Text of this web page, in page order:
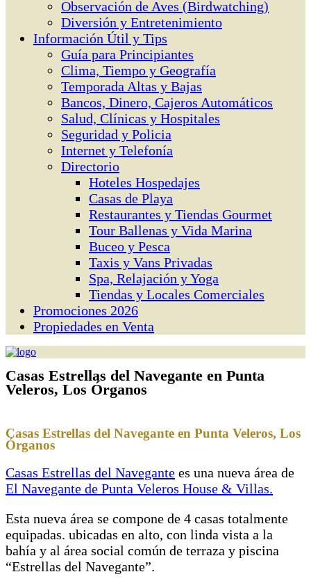
Observación de Aves (Birdwatching)
Diversión y Entretenimiento
Información Útil y Tips
Guía para Principiantes
Clima, Tiempo y Geografía
Temporada Altas y Bajas
Bancos, Dinero, Cajeros Automáticos
Salud, Clínicas y Hospitales
Seguridad y Policia
Internet y Telefonía
Directorio
Hoteles Hospedajes
Casas de Playa
Restaurantes y Tiendas Gourmet
Tour Ballenas y Vida Marina
Buceo y Pesca
Taxis y Vans Privadas
Spa, Relajación y Yoga
Tiendas y Locales Comerciales
Promociones 2026
Propiedades en Venta
Casas Estrellas del Navegante en Punta
Veleros, Los Órganos
Casas Estrellas del Navegante en Punta Veleros, Los
Órganos
Casas Estrellas del Navegante es una nueva área de
El Navegante de Punta Veleros House & Villas.
Esta nueva área se compone de 4 casas totalmente
equipadas. ubicadas en alto, con linda vista a la
bahía y al área social común de terraza y piscina
“Estrellas del Navegante”.